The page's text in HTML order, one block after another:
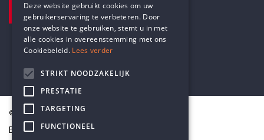
Pottenbrug 4
Antwerpen, 2000
© Humanistisch Verbond 2026
Privacy
DUTCH
Deze website gebruikt cookies om uw
gebruikerservaring te verbeteren. Door
onze website te gebruiken, stemt u in met
alle cookies in overeenstemming met ons
Cookiebeleid. Lees verder
STRIKT NOODZAKELIJK
PRESTATIE
TARGETING
FUNCTIONEEL